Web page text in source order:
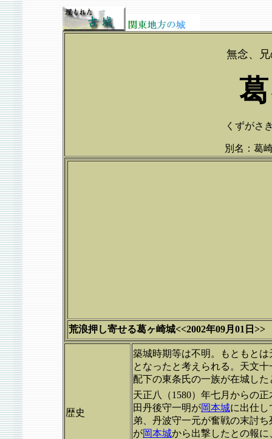
無念、
くずがさ
別名：葛
荒浪押し寄せる葛ヶ崎城<<2002年09月01日>>
歴史
築城時期等は不明。もともと
となったと考えられる。天文
配下の東条氏の一族が在城し
天正八（1580）年七月からの
田丹後守一明が岡本城に出仕し
弟、丹波守一元が奮戦の末討ち
が岡本城から出撃したとの報